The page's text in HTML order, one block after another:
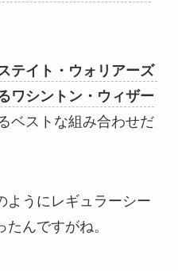
テイト・ウォリアーズ
ワシントン・ウィザー
ベストな組み合わせだ
ようにレギュラーシー
んですがね。